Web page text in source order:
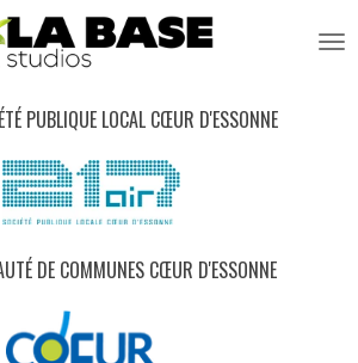
PUBLIQUE LOCAL CŒUR D'ESSONNE
DE COMMUNES CŒUR D'ESSONNE